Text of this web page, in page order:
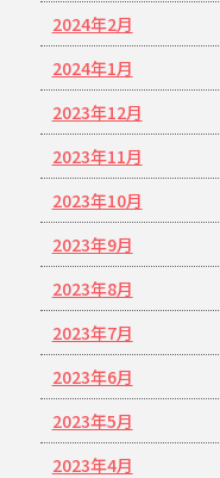
2024年2月
2024年1月
2023年12月
2023年11月
2023年10月
2023年9月
2023年8月
2023年7月
2023年6月
2023年5月
2023年4月